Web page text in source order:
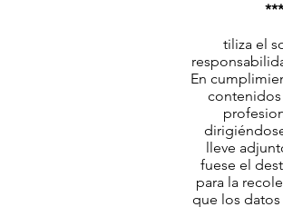
tiliza el
En
contenidos
lleve
fuese el
para la
que los